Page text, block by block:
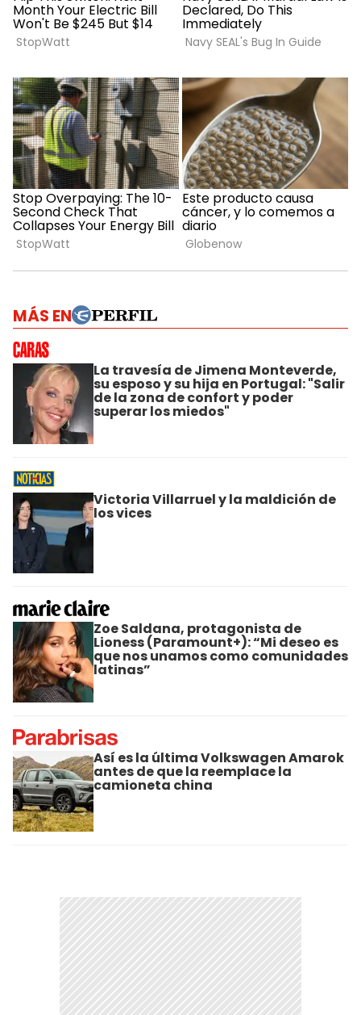
MÁS EN
La travesía de Jimena Monteverde,
su esposo y su hija en Portugal: "Salir
de la zona de confort y poder
superar los miedos"
Victoria Villarruel y la maldición de
los vices
Zoe Saldana, protagonista de
Lioness (Paramount+): “Mi deseo es
que nos unamos como comunidades
latinas”
Así es la última Volkswagen Amarok
antes de que la reemplace la
camioneta china